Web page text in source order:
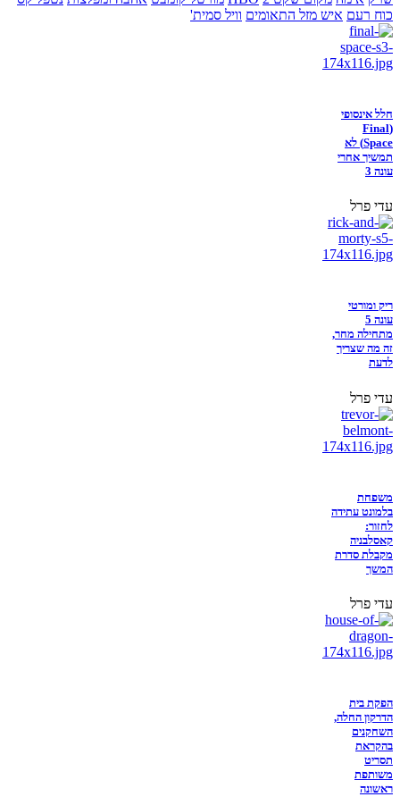
כוח רעם איש מזל התאומים וויל סמית'
חלל אינסופי
(Final
Space) לא
תמשיך אחרי
עונה 3
עדי פרל
ריק ומורטי
עונה 5
מתחילה מחר,
זה מה שצריך
לדעת
עדי פרל
משפחת
בלמונט עתידה
לחזור:
קאסלבניה
מקבלת סדרת
המשך
עדי פרל
הפקת בית
הדרקון החלה,
השחקנים
בהקראת
תסריט
משותפת
ראשונה